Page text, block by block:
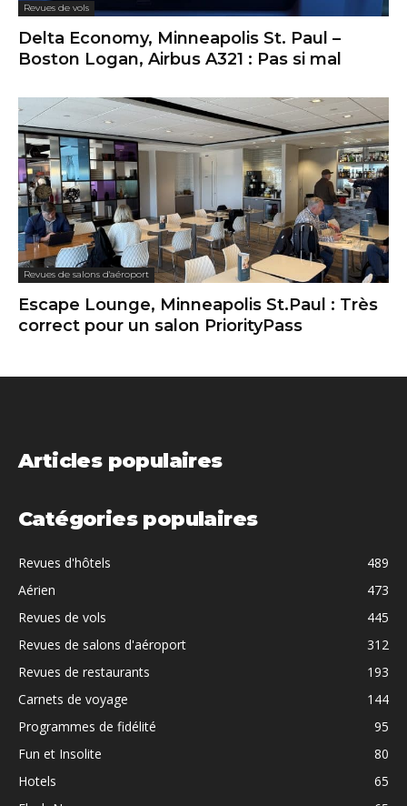
Revues de vols
Delta Economy, Minneapolis St. Paul –
Boston Logan, Airbus A321 : Pas si mal
Revues de salons d'aéroport
Escape Lounge, Minneapolis St.Paul : Très
correct pour un salon PriorityPass
Articles populaires
Catégories populaires
Revues d'hôtels
489
Aérien
473
Revues de vols
445
Revues de salons d'aéroport
312
Revues de restaurants
193
Carnets de voyage
144
Programmes de fidélité
95
Fun et Insolite
80
Hotels
65